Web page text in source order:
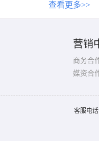
查看更多>>
营销
商务合
媒资合
客服电